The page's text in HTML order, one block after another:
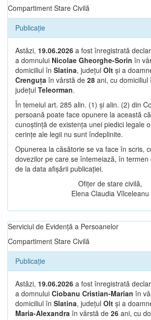
Compartiment Stare Civilă
Publicație
Astăzi, 19.06.2026 a fost înregistrată
a domnului Nicolae Gheorghe-Sorin în
domiciliul în Slatina, județul Olt și a
Crenguța în vârstă de 28 ani, cu domiciliul
județul Teleorman.
În temeiul art. 285 alin. (1) și alin. (2) din
persoană poate face opunere la această
cunoștință de existența unei piedici legale
cerințe ale legii nu sunt îndeplinite.
Opunerea la căsătorie se va face în scris,
dovezilor pe care se întemeiază, în
de la data afișării publicației.
Ofițer de stare civilă,
Elena Claudia Vîlceleanu
Serviciul de Evidență a Persoanelor
Compartiment Stare Civilă
Publicație
Astăzi, 19.06.2026 a fost înregistrată
a domnului Ciobanu Cristian-Marian în
domiciliul în Slatina, județul Olt și a
Maria-Alexandra în vârstă de 26 ani, cu